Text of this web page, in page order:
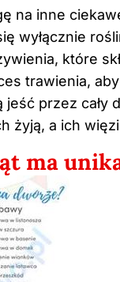
na inne
wyłącznie
które
trawienia,
przez cały
żyją, a ich
ma